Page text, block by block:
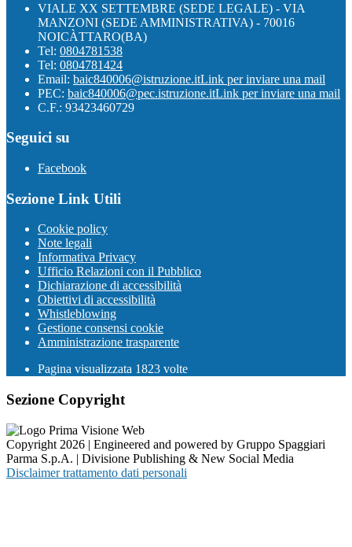
VIALE XX SETTEMBRE (SEDE LEGALE) - VIA
MANZONI (SEDE AMMINISTRATIVA) - 70016
NOICÀTTARO(BA)
Tel: 0804781538
Tel: 0804781424
Email: baic840006@istruzione.itLink per inviare una mail
PEC: baic840006@pec.istruzione.itLink per inviare una mail
C.F.: 93423460729
Seguici su
Facebook
Sezione Link Utili
Cookie policy
Note legali
Informativa Privacy
Ufficio Relazioni con il Pubblico
Dichiarazione di accessibilità
Obiettivi di accessibilità
Whistleblowing
Gestione consensi cookie
Amministrazione trasparente
Pagina visualizzata 1823 volte
Sezione Copyright
Copyright 2026 | Engineered and powered by Gruppo Spaggiari
Parma S.p.A. | Divisione Publishing & New Social Media
Disclaimer trattamento dati personali